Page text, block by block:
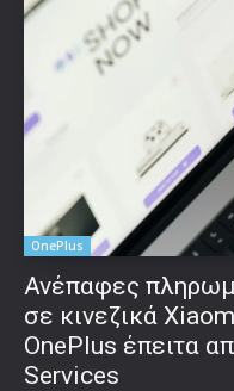
OnePlus
Ανέπαφες
σε κινεζικά
OnePlus έπειτα
Services